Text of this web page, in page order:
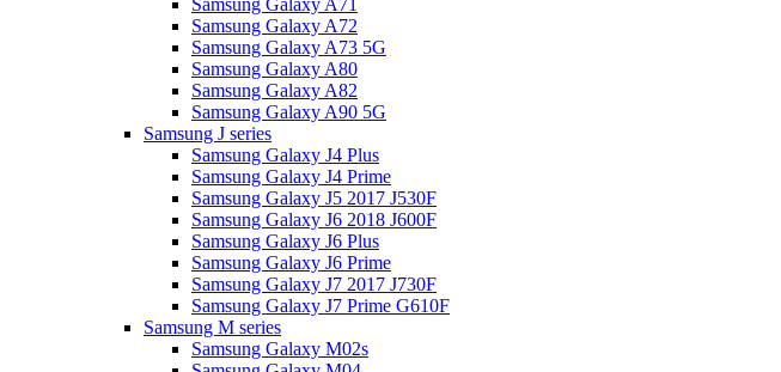
Samsung Galaxy A71
Samsung Galaxy A72
Samsung Galaxy A73 5G
Samsung Galaxy A80
Samsung Galaxy A82
Samsung Galaxy A90 5G
Samsung J series
Samsung Galaxy J4 Plus
Samsung Galaxy J4 Prime
Samsung Galaxy J5 2017 J530F
Samsung Galaxy J6 2018 J600F
Samsung Galaxy J6 Plus
Samsung Galaxy J6 Prime
Samsung Galaxy J7 2017 J730F
Samsung Galaxy J7 Prime G610F
Samsung M series
Samsung Galaxy M02s